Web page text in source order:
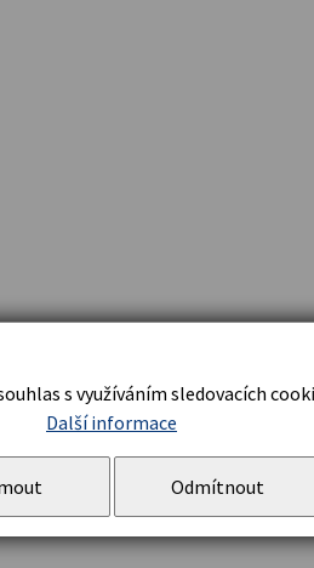
s využíváním sledovacích
Další informace
Odmítnout